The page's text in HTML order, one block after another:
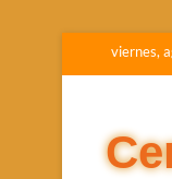
viernes,